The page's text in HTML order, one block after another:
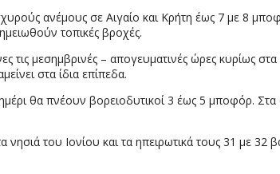
ανέμους σε Αιγαίο και Κρήτη έως 7 με 8
τοπικές βροχές.
τις μεσημβρινές – απογευματινές ώρες κυρίως
στα ίδια επίπεδα.
θα πνέουν βορειοδυτικοί 3 έως 5 μποφόρ.
του Ιονίου και τα ηπειρωτικά τους 31 με 32